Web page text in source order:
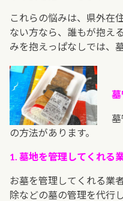
これらの悩みは、県外在
ない方なら、誰もが抱え
みを抱えっぱなしでは、
の方法があります。
1. 墓地を管理してくれる
お墓を管理してくれる業
除などの墓の管理を代行